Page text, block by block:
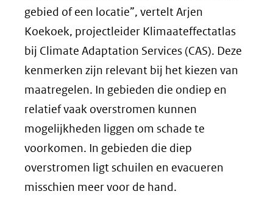
(verwijst
naar
een
andere
website)
gebied of een locatie”, vertelt Arjen
Koekoek, projectleider Klimaateffectatlas
bij Climate Adaptation Services (CAS). Deze
kenmerken zijn relevant bij het kiezen van
maatregelen. In gebieden die ondiep en
relatief vaak overstromen kunnen
mogelijkheden liggen om schade te
voorkomen. In gebieden die diep
overstromen ligt schuilen en evacueren
misschien meer voor de hand.